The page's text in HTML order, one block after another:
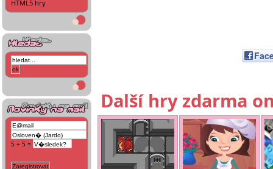
HTML5 hry
5 + 5 =
Další hry zdarma